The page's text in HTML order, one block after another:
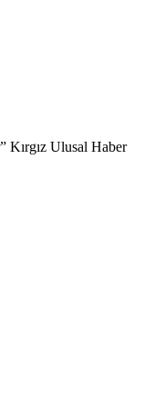
Kırgız Ulusal Haber